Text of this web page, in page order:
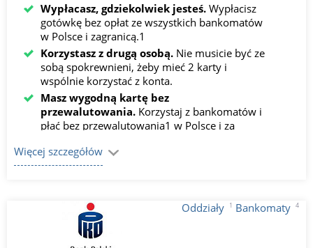
Wypłacasz, gdziekolwiek jesteś. Wypłacisz
gotówkę bez opłat ze wszystkich bankomatów
w Polsce i zagranicą.1
Korzystasz z drugą osobą. Nie musicie być ze
sobą spokrewnieni, żeby mieć 2 karty i
wspólnie korzystać z konta.
Masz wygodną kartę bez
przewalutowania. Korzystaj z bankomatów i
płać bez przewalutowania1 w Polsce i za
Więcej szczegółów
Oddziały 1 Bankomaty 4